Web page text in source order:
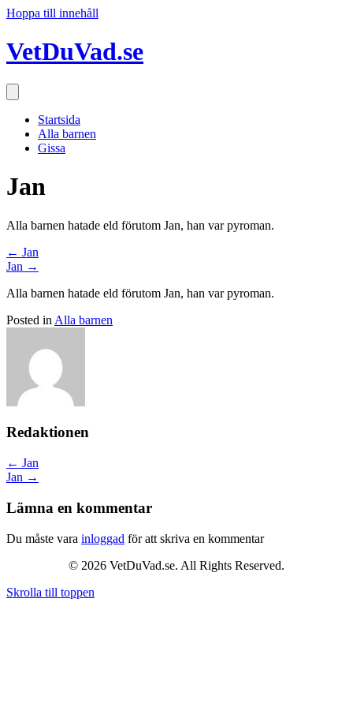
Hoppa till innehåll
VetDuVad.se
Startsida
Alla barnen
Gissa
Jan
Alla barnen hatade eld förutom Jan, han var pyroman.
Posts
navigation
← Jan
Jan →
Alla barnen hatade eld förutom Jan, han var pyroman.
Posted in Alla barnen
Redaktionen
Posts
navigation
← Jan
Jan →
Lämna en kommentar
Du måste vara inloggad för att skriva en kommentar
© 2026 VetDuVad.se. All Rights Reserved.
Skrolla till toppen